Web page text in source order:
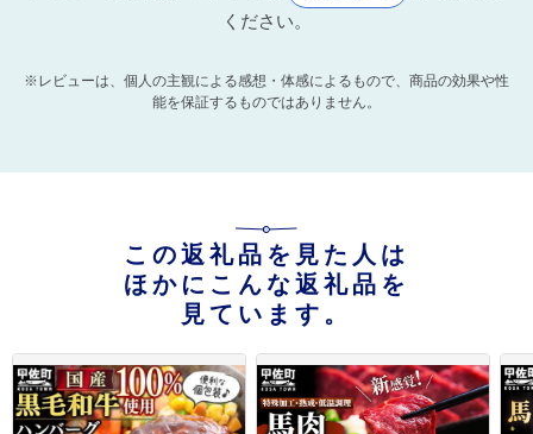
ください。
※レビューは、個人の主観による感想・体感によるもので、商品の効果や性
能を保証するものではありません。
この返礼品を見た人は
ほかにこんな返礼品を
見ています。